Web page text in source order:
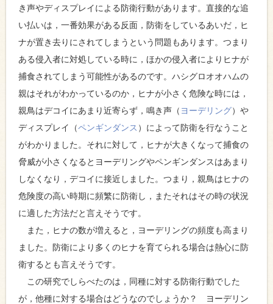
き声やディスプレイによる防衛行動があります。直接的な追
い払いは，一番効果がある反面，防衛をしているあいだ，ヒ
ナが置き去りにされてしまうという問題もあります。つまり
ある侵入者に対処している時に，ほかの侵入者によりヒナが
捕食されてしまう可能性があるのです。ハシグロオオハムの
親はそれがわかっているのか，ヒナが小さく危険な時には，
親鳥はデコイにあまり近寄らず，鳴き声（ ヨーデリング）や
ディスプレイ（ペンギンダンス ）によって防衛を行なうこと
がわかりました。それに対して，ヒナが大きくなって捕食の
脅威が小さくなるとヨーデリングやペンギンダンスはあまり
しなくなり，デコイに接近しました。つまり，親鳥はヒナの
危険度の高い時期に頻繁に防衛し，またそれはその時の状況
に適した方法だと言えそうです。
また，ヒナの数が増えると，ヨーデリングの頻度も高まり
ました。防衛により多くのヒナを育てられる場合は熱心に防
衛するとも言えそうです。
この研究でしらべたのは，同種に対する防衛行動でした
が，他種に対する場合はどうなのでしょうか？ ヨーデリン